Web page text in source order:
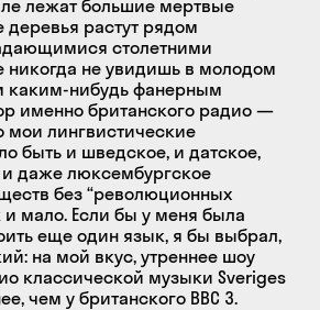
лежат большие мертвые
растут рядом
столетними
никогда не увидишь в молодом
каким-нибудь фанерным
именно британского радио —
мои лингвистические
быть и шведское, и датское,
даже люксембургское
без “революционных
и мало. Если бы у меня была
еще один язык, я бы выбрал,
на мой вкус, утреннее шоу
классической музыки Sveriges
чем у британского BBC 3.